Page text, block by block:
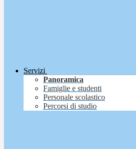
Servizi
Panoramica
Famiglie e studenti
Personale scolastico
Percorsi di studio